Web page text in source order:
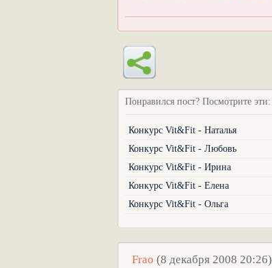
Понравился пост? Посмотрите эти:
Конкурс Vit&Fit - Наталья
Конкурс Vit&Fit - Любовь
Конкурс Vit&Fit - Ирина
Конкурс Vit&Fit - Елена
Конкурс Vit&Fit - Ольга
Frao (8 декабря 2008 20:26)